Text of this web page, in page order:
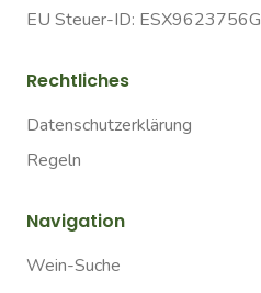
EU Steuer-ID: ESX9623756G
Rechtliches
Datenschutzerklärung
Regeln
Navigation
Wein-Suche